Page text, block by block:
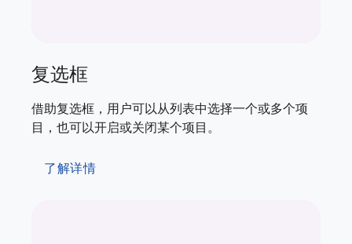
复选框
借助复选框，用户可以从列表中选择一个或多个项
目，也可以开启或关闭某个项目。
了解详情